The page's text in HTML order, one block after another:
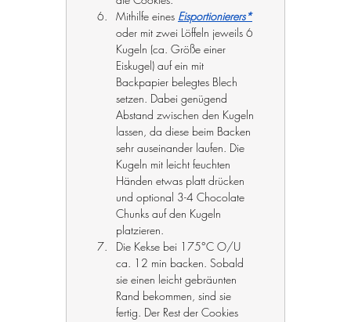
Mithilfe eines Eisportionierers*
oder mit zwei Löffeln jeweils 6
Kugeln (ca. Größe einer
Eiskugel) auf ein mit
Backpapier belegtes Blech
setzen. Dabei genügend
Abstand zwischen den Kugeln
lassen, da diese beim Backen
sehr auseinander laufen. Die
Kugeln mit leicht feuchten
Händen etwas platt drücken
und optional 3-4 Chocolate
Chunks auf den Kugeln
platzieren.
Die Kekse bei 175°C O/U
ca. 12 min backen. Sobald
sie einen leicht gebräunten
Rand bekommen, sind sie
fertig. Der Rest der Cookies